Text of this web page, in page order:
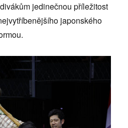
jedinečnou příležitost
japonského